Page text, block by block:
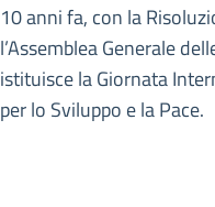
10 anni fa, con la
l’Assemblea Generale
istituisce la Giornata
per lo Sviluppo e la Pace.